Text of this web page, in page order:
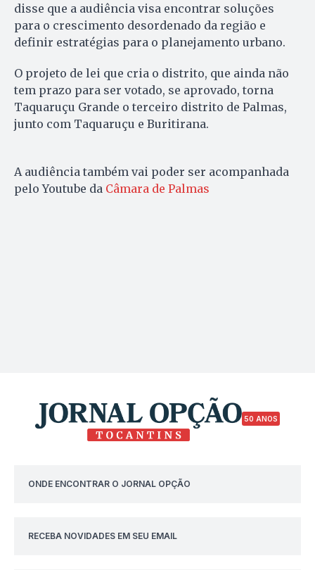
disse que a audiência visa encontrar soluções
para o crescimento desordenado da região e
definir estratégias para o planejamento urbano.
O projeto de lei que cria o distrito, que ainda não
tem prazo para ser votado, se aprovado, torna
Taquaruçu Grande o terceiro distrito de Palmas,
junto com Taquaruçu e Buritirana.
A audiência também vai poder ser acompanhada
pelo Youtube da Câmara de Palmas
50 ANOS
ONDE ENCONTRAR O JORNAL OPÇÃO
RECEBA NOVIDADES EM SEU EMAIL